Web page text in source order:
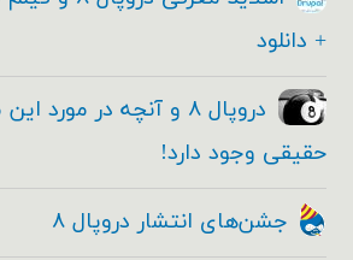
+ دانلود
دروپال ۸ و آنچه در
حقیقی وجود دارد!
جشن‌های انتشار دروپال ۸